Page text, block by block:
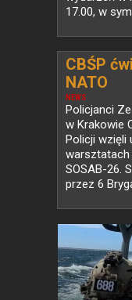
17.00, w
NEWS
CBŚP
NATO
Policjanci
w Krakowie
Policji wzięli
SOSAB-26.
przez 6